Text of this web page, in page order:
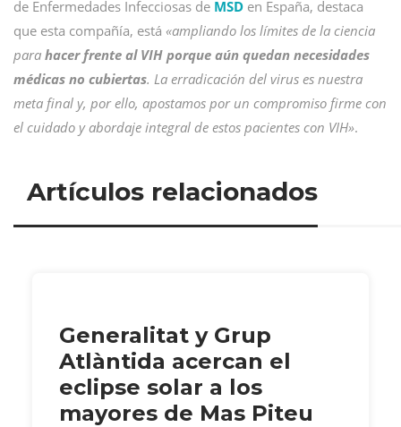
de Enfermedades Infecciosas de MSD en España, destaca
que esta compañía, está «ampliando los límites de la ciencia
para hacer frente al VIH porque aún quedan necesidades
médicas no cubiertas. La erradicación del virus es nuestra
meta final y, por ello, apostamos por un compromiso firme con
el cuidado y abordaje integral de estos pacientes con VIH».
Artículos relacionados
Generalitat y Grup
Atlàntida acercan el
eclipse solar a los
mayores de Mas Piteu